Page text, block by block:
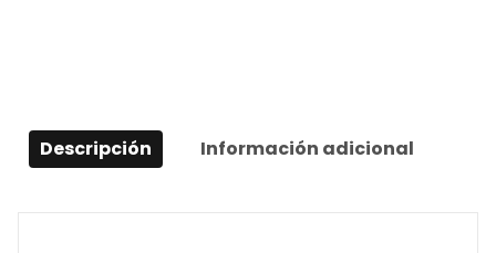
Descripción Información adicional